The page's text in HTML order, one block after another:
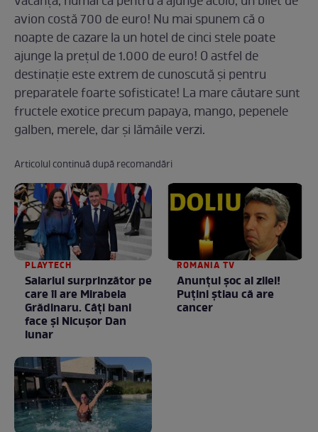
avion costă 700 de euro! Nu mai spunem că o
noapte de cazare la un hotel de cinci stele poate
ajunge la preţul de 1.000 de euro! O astfel de
destinaţie este extrem de cunoscută şi pentru
preparatele foarte sofisticate! La mare căutare sunt
fructele exotice precum papaya, mango, pepenele
galben, merele, dar şi lămâile verzi.
Articolul continuă după recomandări
PLAYTECH
Salariul surprinzător pe
care îl are Mirabela
Grădinaru. Câţi bani
face şi Nicuşor Dan
lunar
ROMANIA TV
Anunţul şoc al zilei!
Puţini ştiau că are
cancer